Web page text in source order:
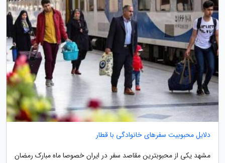
دلایل محبوبیت سفرهای خانوادگی با قطار
مشهد یکی از محبوبترین مقاصد سفر در ایران خصوصا ماه مبارک رمضان